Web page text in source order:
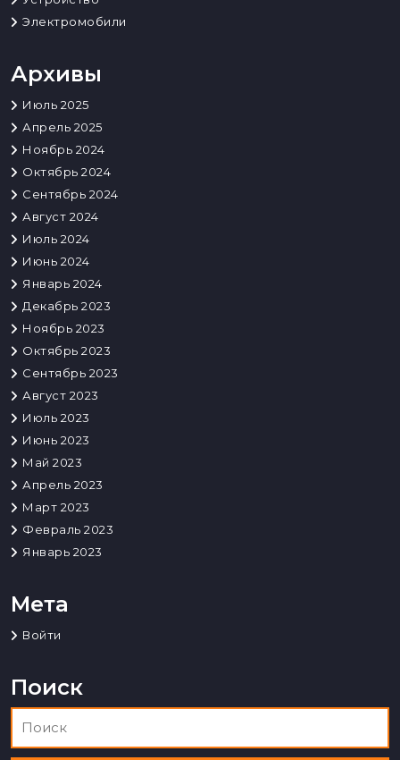
Электромобили
Архивы
Июль 2025
Апрель 2025
Ноябрь 2024
Октябрь 2024
Сентябрь 2024
Август 2024
Июль 2024
Июнь 2024
Январь 2024
Декабрь 2023
Ноябрь 2023
Октябрь 2023
Сентябрь 2023
Август 2023
Июль 2023
Июнь 2023
Май 2023
Апрель 2023
Март 2023
Февраль 2023
Январь 2023
Мета
Войти
Поиск